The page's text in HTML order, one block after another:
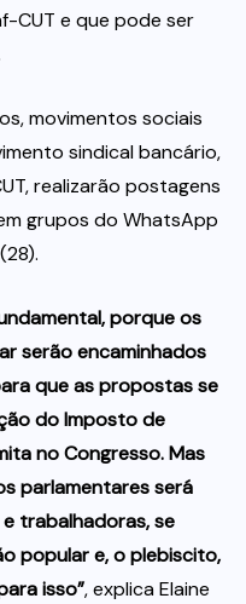
CUT e que pode ser
movimentos sociais
sindical bancário,
realizarão postagens
grupos do WhatsApp
porque os
serão encaminhados
que as propostas se
do Imposto de
no Congresso. Mas
parlamentares será
trabalhadoras, se
popular e, o plebiscito,
isso”, explica Elaine